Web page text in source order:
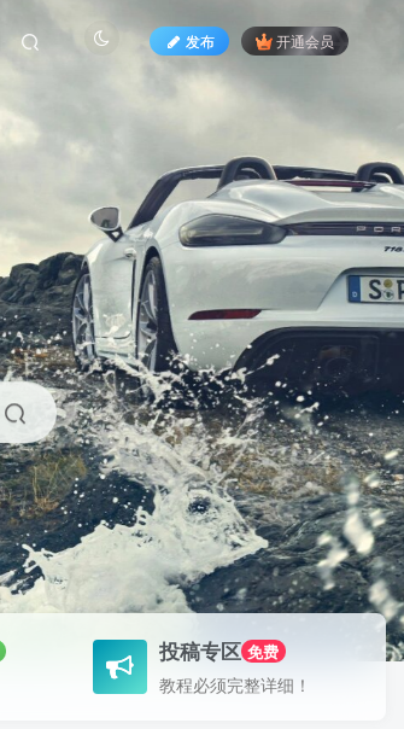
发布 开通会员
投稿专区 免费
教程必须完整详细！